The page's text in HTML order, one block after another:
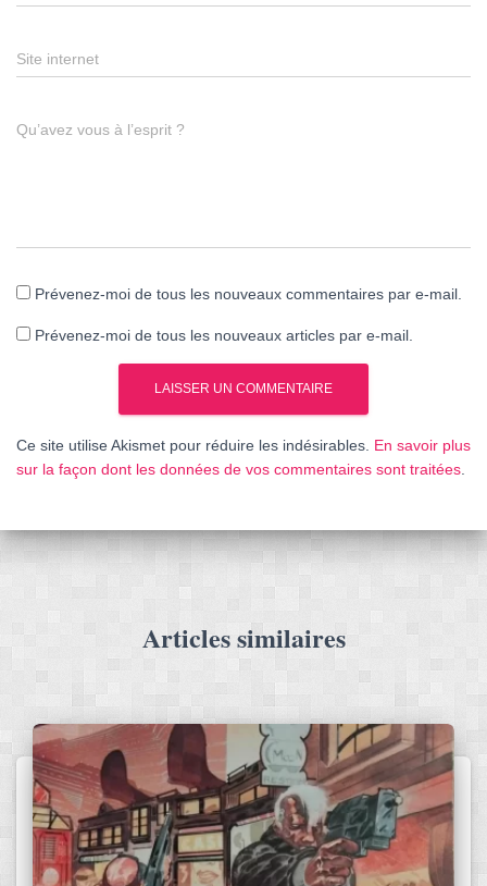
Site internet
Qu’avez vous à l’esprit ?
Prévenez-moi de tous les nouveaux commentaires par e-mail.
Prévenez-moi de tous les nouveaux articles par e-mail.
Ce site utilise Akismet pour réduire les indésirables. En savoir plus
sur la façon dont les données de vos commentaires sont traitées.
Articles similaires